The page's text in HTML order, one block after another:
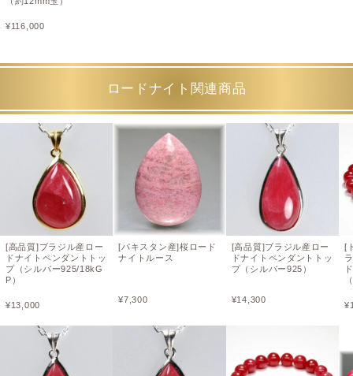
¥116,000
ロードナイト関連商品
[高品質]ブラジル産ロー
ドナイトペンダントトッ
プ（シルバー925/18kG
P）
¥13,000
[パキスタン産]桜ロード
ナイトルース
¥7,300
[高品質]ブラジル産ロー
ドナイトペンダントトッ
プ（シルバー925）
¥14,300
[
¥